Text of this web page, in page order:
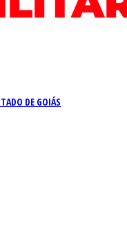
DE GOIÁS